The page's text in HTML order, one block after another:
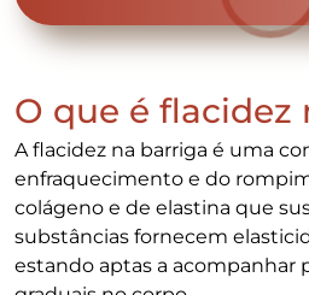
O que é flacidez
A flacidez na barriga é uma
enfraquecimento e do
colágeno e de elastina que
substâncias fornecem
estando aptas a acompanhar